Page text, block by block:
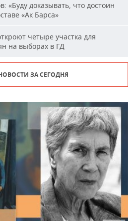
«Буду доказывать, что достоин
«Ак Барса»
четыре участка для
на выборах в ГД
ЗА СЕГОДНЯ